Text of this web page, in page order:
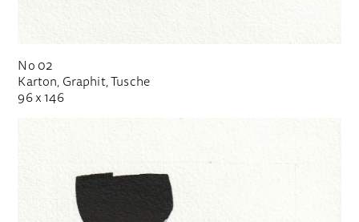
No 02
Karton, Graphit, Tusche
96 x 146